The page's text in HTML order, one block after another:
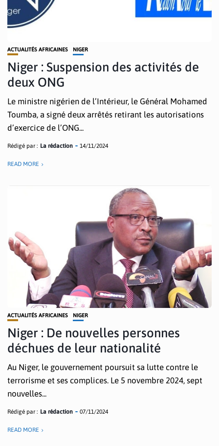
ACTUALITÉS AFRICAINES NIGER
Niger : Suspension des activités de
deux ONG
Le ministre nigérien de l’Intérieur, le Général Mohamed
Toumba, a signé deux arrêtés retirant les autorisations
d’exercice de l’ONG...
Rédigé par : La rédaction 14/11/2024
READ MORE
ACTUALITÉS AFRICAINES NIGER
Niger : De nouvelles personnes
déchues de leur nationalité
Au Niger, le gouvernement poursuit sa lutte contre le
terrorisme et ses complices. Le 5 novembre 2024, sept
nouvelles...
Rédigé par : La rédaction 07/11/2024
READ MORE